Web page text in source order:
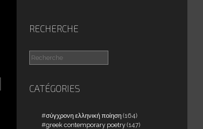
RECHERCHE
CATÉGORIES
σύγχρονη ελληνική ποίηση (164)
greek contemporary poetry (147)